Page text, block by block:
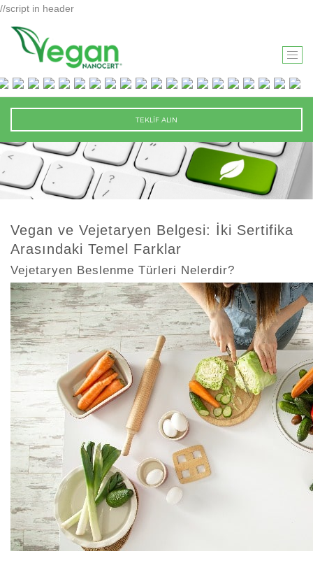
//script in header
T
O
G
G
L
N
A
V
G
I
O
N
TEKLİF ALIN
Vegan ve Vejetaryen Belgesi: İki Sertifika
Arasındaki Temel Farklar
Vejetaryen Beslenme Türleri Nelerdir?